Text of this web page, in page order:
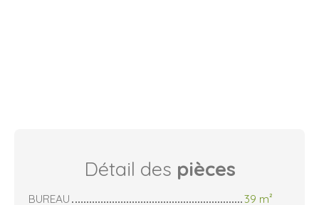
Détail des pièces
BUREAU 39 m²